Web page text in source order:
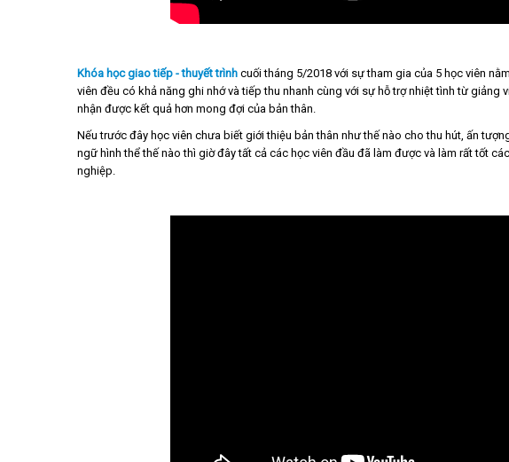
Khóa học giao tiếp - thuyết trình cuối tháng 5/2018 với sự tham gia của 5 học viên
viên đều có khả năng ghi nhớ và tiếp thu nhanh cùng với sự hỗ trợ nhiệt tình từ giảng
nhận được kết quả hơn mong đợi của bản thân.
Nếu trước đây học viên chưa biết giới thiệu bản thân như thế nào cho thu hút, ấn
ngữ hình thể thế nào thì giờ đây tất cả các học viên đầu đã làm được và làm rất tốt
nghiệp.